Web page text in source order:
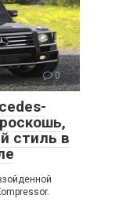
0
стиль в